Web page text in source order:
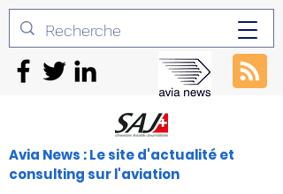
Avia News : Le site d'actualité et
consulting sur l'aviation